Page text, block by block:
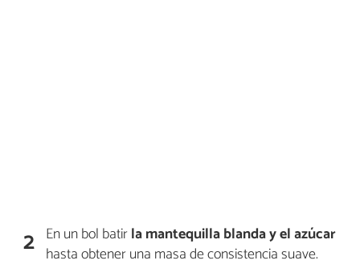
2 En un bol batirla mantequilla blanda y el azúcar
hasta obtener una masa de consistencia suave.